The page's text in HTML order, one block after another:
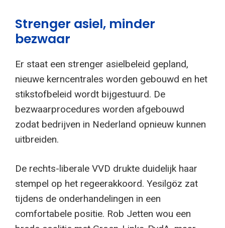
Strenger asiel, minder
bezwaar
Er staat een strenger asielbeleid gepland,
nieuwe kerncentrales worden gebouwd en het
stikstofbeleid wordt bijgestuurd. De
bezwaarprocedures worden afgebouwd
zodat bedrijven in Nederland opnieuw kunnen
uitbreiden.
De rechts-liberale VVD drukte duidelijk haar
stempel op het regeerakkoord. Yesilgöz zat
tijdens de onderhandelingen in een
comfortabele positie. Rob Jetten wou een